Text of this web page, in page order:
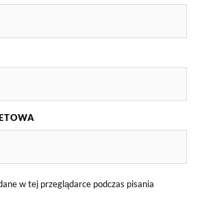
w tej przeglądarce podczas pisania